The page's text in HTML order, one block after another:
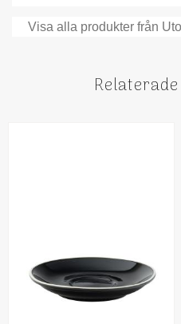
Visa alla produkter från